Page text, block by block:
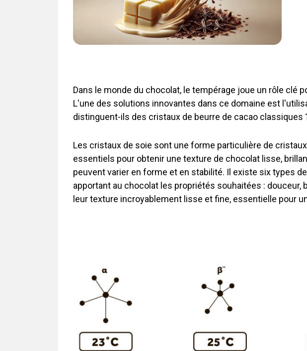
Dans le monde du chocolat, le tempérage joue un rôle clé
L'une des solutions innovantes dans ce domaine est
distinguent-ils des cristaux de beurre de cacao classiques
Les cristaux de soie sont une forme particulière de
essentiels pour obtenir une texture de chocolat lisse,
peuvent varier en forme et en stabilité. Il existe six types
apportant au chocolat les propriétés souhaitées : douceur,
leur texture incroyablement lisse et fine, essentielle pour